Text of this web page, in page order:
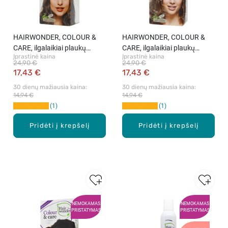
Pridėti į krepšelį
HAIRWONDER, COLOUR &
CARE, ilgalaikiai plaukų
dažai, 7 VIDUTINĖ
BLONDINĖ, 100 ml.
Įprastinė kaina
17,43 €
24,90 €
30 dienų mažiausia kaina:
14,94 €
1
Pridėti į krepšelį
HAIRWONDER, COLOUR &
CARE, ilgalaikiai plaukų
dažai, 8 ŠVIESI BLONDINĖ,
100 ml.
Įprastinė kaina
17,43 €
24,90 €
30 dienų mažiausia kaina:
14,94 €
1
NEMOKAMAS
PRISTATYMAS
NEMOKAMAS
PRISTATYMAS